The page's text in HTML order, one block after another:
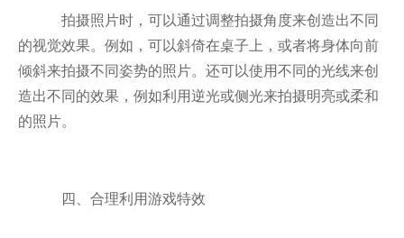
拍摄照片时，可以通过调整拍摄角度来创造出不同
的视觉效果。例如，可以斜倚在桌子上，或者将身体向前
倾斜来拍摄不同姿势的照片。还可以使用不同的光线来创
造出不同的效果，例如利用逆光或侧光来拍摄明亮或柔和
的照片。
四、合理利用游戏特效